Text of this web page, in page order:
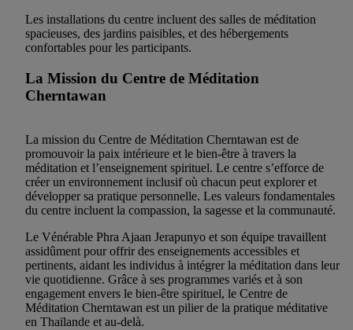
Les installations du centre incluent des salles de méditation
spacieuses, des jardins paisibles, et des hébergements
confortables pour les participants.
La Mission du Centre de Méditation
Cherntawan
La mission du Centre de Méditation Cherntawan est de
promouvoir la paix intérieure et le bien-être à travers la
méditation et l’enseignement spirituel. Le centre s’efforce de
créer un environnement inclusif où chacun peut explorer et
développer sa pratique personnelle. Les valeurs fondamentales
du centre incluent la compassion, la sagesse et la communauté.
Le Vénérable Phra Ajaan Jerapunyo et son équipe travaillent
assidûment pour offrir des enseignements accessibles et
pertinents, aidant les individus à intégrer la méditation dans leur
vie quotidienne. Grâce à ses programmes variés et à son
engagement envers le bien-être spirituel, le Centre de
Méditation Cherntawan est un pilier de la pratique méditative
en Thaïlande et au-delà.